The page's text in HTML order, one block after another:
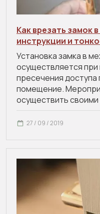
Как врезать замок
инструкции и
Установка замка в
осуществляется
пресечения
помещение.
осуществить своими
27 / 09 / 2019